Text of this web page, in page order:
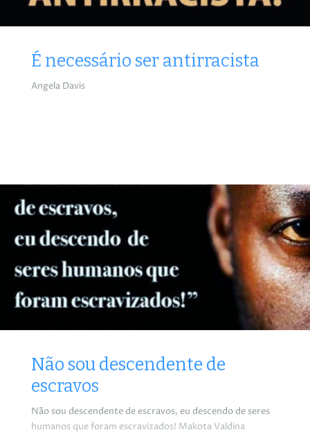
É necessário ser antirracista
Angela Davis
Não sou descendente de
escravos
Não sou descendente de escravos, eu descendo de seres
humanos que foram escravizados! Makota Valdina